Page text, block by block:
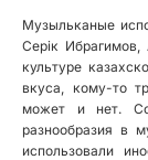
Музыльканые
Серік
культуре
вкуса, кому-то
может и нет.
разнообразия в
использовали